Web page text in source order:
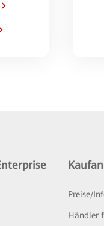
Preise/
Händler